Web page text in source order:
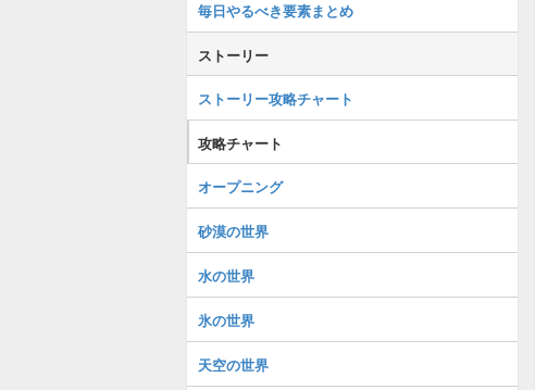
毎日やるべき要素まとめ
ストーリー
ストーリー攻略チャート
攻略チャート
オープニング
砂漠の世界
水の世界
氷の世界
天空の世界